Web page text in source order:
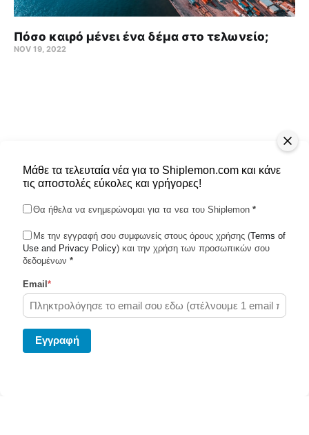
Πόσο καιρό μένει ένα δέμα στο τελωνείο;
NOV 19, 2022
Shiplemon © 2026
Powered by Ghost
Μάθε τα τελευταία νέα για το Shiplemon.com και κάνε
τις αποστολές εύκολες και γρήγορες!
Θα ήθελα να ενημερώνομαι για τα νεα του Shiplemon *
Με την εγγραφή σου συμφωνείς στους όρους χρήσης (Terms of
Use and Privacy Policy) και την χρήση των προσωπικών σου
δεδομένων *
Email *
Eγγραφή